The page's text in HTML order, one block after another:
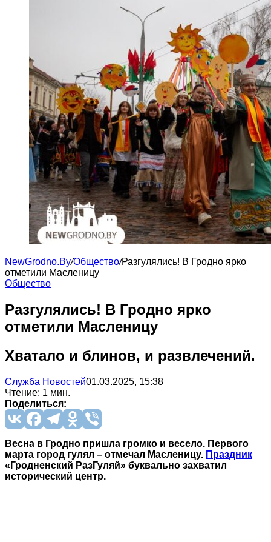
NewGrodno.By/Общество/Разгулялись! В Гродно ярко
отметили Масленицу
Общество
Разгулялись! В Гродно ярко
отметили Масленицу
Хватало и блинов, и развлечений.
Служба Новостей01.03.2025, 15:38
Чтение: 1 мин.
Поделиться:
Весна в Гродно пришла громко и весело. Первого
марта город гулял – отмечал Масленицу. Праздник
«Гродненский РазГуляй» буквально захватил
исторический центр.